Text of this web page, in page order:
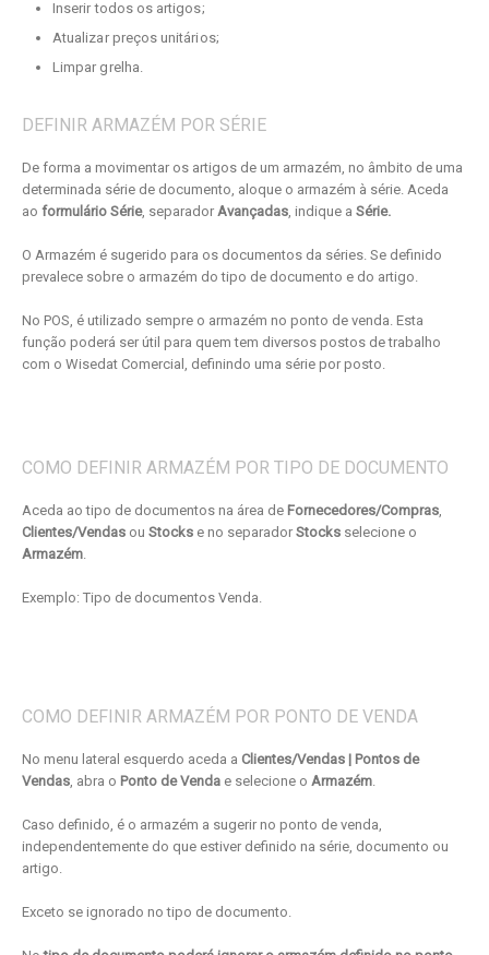
Inserir todos os artigos;
Atualizar preços unitários;
Limpar grelha.
DEFINIR ARMAZÉM POR SÉRIE
De forma a movimentar os artigos de um armazém, no âmbito de uma
determinada série de documento, aloque o armazém à série. Aceda
ao formulário Série, separador Avançadas, indique a Série.
O Armazém é sugerido para os documentos da séries. Se definido
prevalece sobre o armazém do tipo de documento e do artigo.
No POS, é utilizado sempre o armazém no ponto de venda. Esta
função poderá ser útil para quem tem diversos postos de trabalho
com o Wisedat Comercial, definindo uma série por posto.
COMO DEFINIR ARMAZÉM POR TIPO DE DOCUMENTO
Aceda ao tipo de documentos na área de Fornecedores/Compras,
Clientes/Vendas ou Stocks e no separador Stocks selecione o
Armazém.
Exemplo: Tipo de documentos Venda.
COMO DEFINIR ARMAZÉM POR PONTO DE VENDA
No menu lateral esquerdo aceda a Clientes/Vendas | Pontos de
Vendas, abra o Ponto de Venda e selecione o Armazém.
Caso definido, é o armazém a sugerir no ponto de venda,
independentemente do que estiver definido na série, documento ou
artigo.
Exceto se ignorado no tipo de documento.